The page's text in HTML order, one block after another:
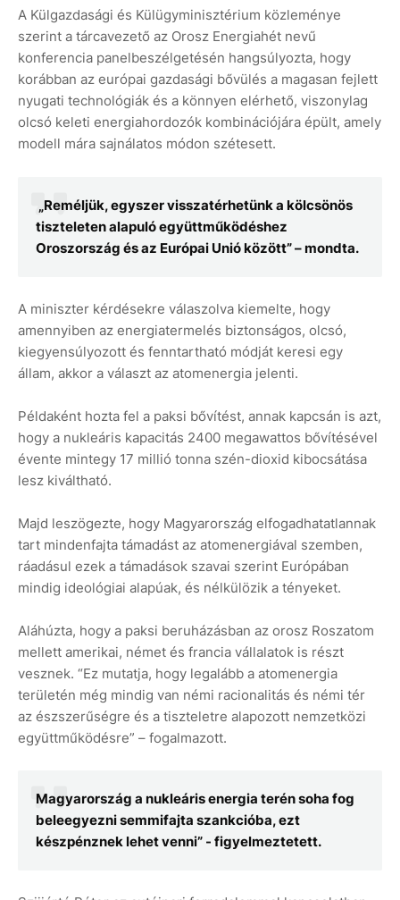
A Külgazdasági és Külügyminisztérium közleménye
szerint a tárcavezető az Orosz Energiahét nevű
konferencia panelbeszélgetésén hangsúlyozta, hogy
korábban az európai gazdasági bővülés a magasan fejlett
nyugati technológiák és a könnyen elérhető, viszonylag
olcsó keleti energiahordozók kombinációjára épült, amely
modell mára sajnálatos módon szétesett.
„Reméljük, egyszer visszatérhetünk a kölcsönös
tiszteleten alapuló együttműködéshez
Oroszország és az Európai Unió között” – mondta.
A miniszter kérdésekre válaszolva kiemelte, hogy
amennyiben az energiatermelés biztonságos, olcsó,
kiegyensúlyozott és fenntartható módját keresi egy
állam, akkor a választ az atomenergia jelenti.
Példaként hozta fel a paksi bővítést, annak kapcsán is azt,
hogy a nukleáris kapacitás 2400 megawattos bővítésével
évente mintegy 17 millió tonna szén-dioxid kibocsátása
lesz kiváltható.
Majd leszögezte, hogy Magyarország elfogadhatatlannak
tart mindenfajta támadást az atomenergiával szemben,
ráadásul ezek a támadások szavai szerint Európában
mindig ideológiai alapúak, és nélkülözik a tényeket.
Aláhúzta, hogy a paksi beruházásban az orosz Roszatom
mellett amerikai, német és francia vállalatok is részt
vesznek. “Ez mutatja, hogy legalább a atomenergia
területén még mindig van némi racionalitás és némi tér
az észszerűségre és a tiszteletre alapozott nemzetközi
együttműködésre” – fogalmazott.
Magyarország a nukleáris energia terén soha fog
beleegyezni semmifajta szankcióba, ezt
készpénznek lehet venni” - figyelmeztetett.